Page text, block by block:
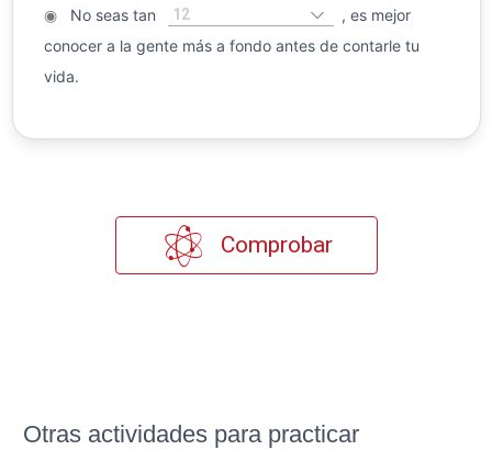
◉No seas tan 12
, es mejor
conocer a la gente más a fondo antes de contarle tu
vida.
Comprobar
Otras actividades para practicar